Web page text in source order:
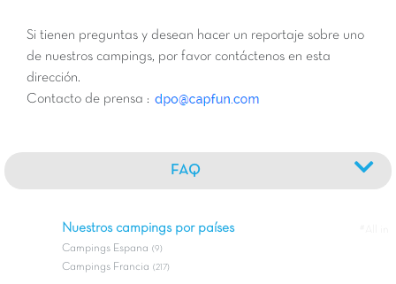
Si tienen preguntas y desean hacer un reportaje sobre uno
de nuestros campings, por favor contáctenos en esta
dirección.
Contacto de prensa :
FAQ
Nuestros campings por países
Campings Espana (9)
Campings Francia (217)